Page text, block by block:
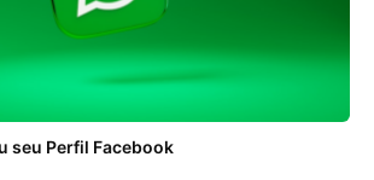
seu Perfil Facebook